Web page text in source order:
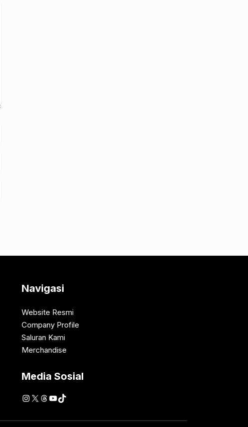
Navigasi
Website Resmi
Company Profile
Saluran Kami
Merchandise
Media Sosial
Instagram
X Threads
YouTube
TikTok